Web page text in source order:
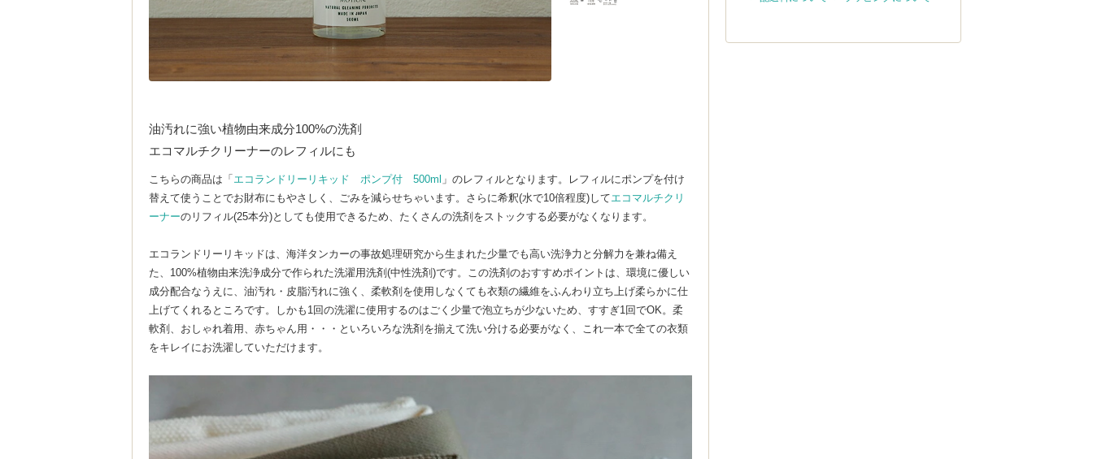
油汚れに強い植物由来成分100%の洗剤
エコマルチクリーナーのレフィルにも
こちらの商品は「 エコランドリーリキッド ポンプ付 500ml 」のレフィルとなります。レフィルにポンプを付け
替えて使うことでお財布にもやさしく、ごみを減らせちゃいます。さらに希釈(水で10倍程度)してエコマルチクリ
ーナーのリフィル(25本分)としても使用できるため、たくさんの洗剤をストックする必要がなくなります。
エコランドリーリキッドは、海洋タンカーの事故処理研究から生まれた少量でも高い洗浄力と分解力を兼ね備え
た、100%植物由来洗浄成分で作られた洗濯用洗剤(中性洗剤)です。この洗剤のおすすめポイントは、環境に優しい
成分配合なうえに、油汚れ・皮脂汚れに強く、柔軟剤を使用しなくても衣類の繊維をふんわり立ち上げ柔らかに仕
上げてくれるところです。しかも1回の洗濯に使用するのはごく少量で泡立ちが少ないため、すすぎ1回でOK。柔
軟剤、おしゃれ着用、赤ちゃん用・・・といろいろな洗剤を揃えて洗い分ける必要がなく、これ一本で全ての衣類
をキレイにお洗濯していただけます。